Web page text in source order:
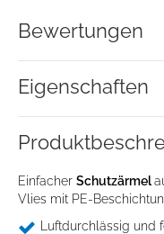
Zustimmung
Bewertungen
Eigenschaften
Einfacher Schutzärmel
Vlies mit PE-
Luftdurchlässig und